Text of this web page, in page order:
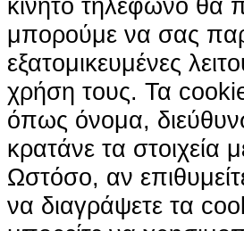
κινητό τηλέφωνο θα
μπορούμε να σας
εξατομικευμένες
χρήση τους. Τα
όπως όνομα,
κρατάνε τα στοιχεία
Ωστόσο, αν
να διαγράψετε τα